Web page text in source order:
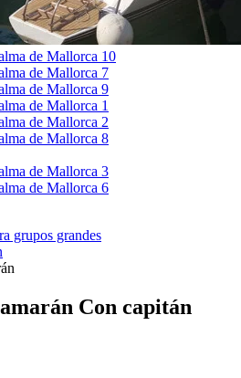
grupos grandes
Con capitán